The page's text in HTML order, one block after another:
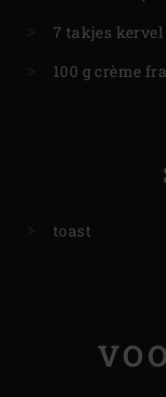
7 takjes kervel
100 g crème
toast